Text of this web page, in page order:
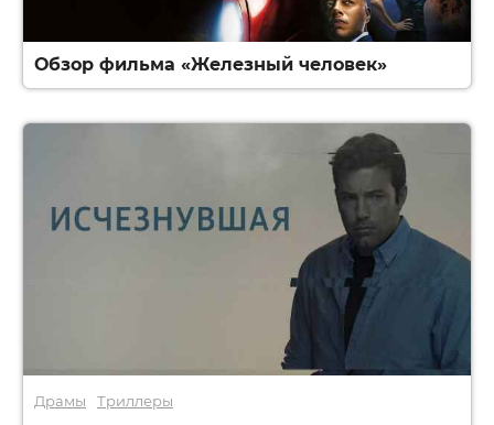
Обзор фильма «Железный человек»
Драмы Триллеры